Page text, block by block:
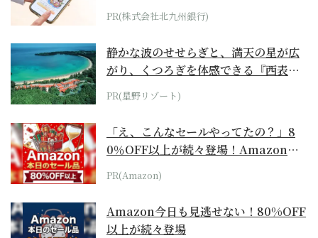
PR(株式会社北九州銀行)
静かな波のせせらぎと、満天の星が広
がり、くつろぎを体感できる『西表島
ホテル by...
PR(星野リゾート)
「え、こんなセールやってたの？」8
0％OFF以上が続々登場！Amazonの
本気が...
PR(Amazon)
Amazon今日も見逃せない！80%OFF
以上が続々登場